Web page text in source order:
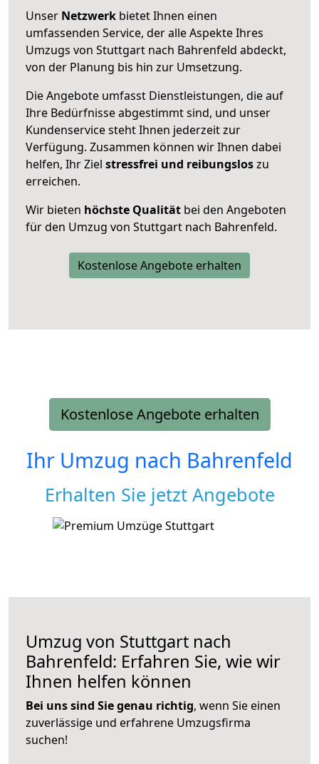
Unser Netzwerk bietet Ihnen einen
umfassenden Service, der alle Aspekte Ihres
Umzugs von Stuttgart nach Bahrenfeld abdeckt,
von der Planung bis hin zur Umsetzung.
Die Angebote umfasst Dienstleistungen, die auf
Ihre Bedürfnisse abgestimmt sind, und unser
Kundenservice steht Ihnen jederzeit zur
Verfügung. Zusammen können wir Ihnen dabei
helfen, Ihr Ziel stressfrei und reibungsloszu
erreichen.
Wir bieten höchste Qualität bei den Angeboten
für den Umzug von Stuttgart nach Bahrenfeld.
Kostenlose Angebote erhalten
Kostenlose Angebote erhalten
Ihr Umzug nach Bahrenfeld
Erhalten Sie jetzt Angebote
Umzug von Stuttgart nach
Bahrenfeld: Erfahren Sie, wie wir
Ihnen helfen können
Bei uns sind Sie genau richtig, wenn Sie einen
zuverlässige und erfahrene Umzugsfirma
suchen!